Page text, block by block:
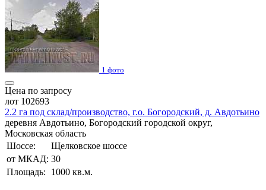
1 фото
Цена по запросу
лот 102693
2.2 га под склад/производство, г.о. Богородский, д. Авдотьино
деревня Авдотьино, Богородский городской округ,
Московская область
Шоссе:
Щелковское шоссе
от МКАД: 30
Площадь:
1000 кв.м.